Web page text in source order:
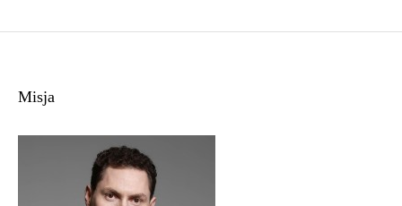
Misja